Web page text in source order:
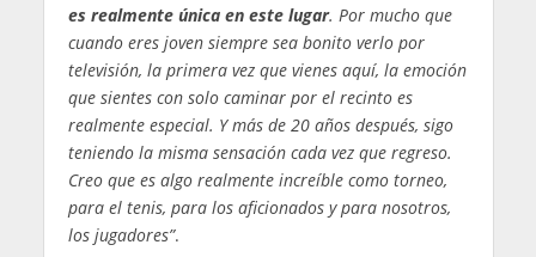
es realmente única en este lugar. Por mucho que
cuando eres joven siempre sea bonito verlo por
televisión, la primera vez que vienes aquí, la emoción
que sientes con solo caminar por el recinto es
realmente especial. Y más de 20 años después, sigo
teniendo la misma sensación cada vez que regreso.
Creo que es algo realmente increíble como torneo,
para el tenis, para los aficionados y para nosotros,
los jugadores”.